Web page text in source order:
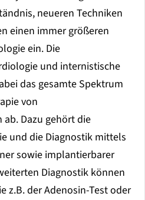
neueren Techniken
einen immer größeren
ein. Die
und internistische
das gesamte Spektrum
von
Dazu gehört die
und die Diagnostik mittels
sowie implantierbarer
Diagnostik können
z.B. der Adenosin-Test oder